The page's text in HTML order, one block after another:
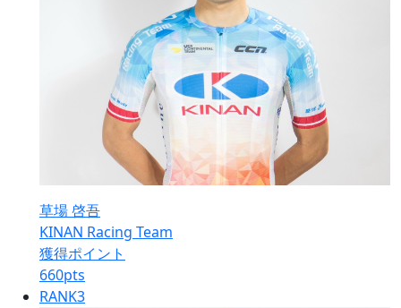
草場 啓吾
KINAN Racing Team
獲得ポイント
660pts
RANK3